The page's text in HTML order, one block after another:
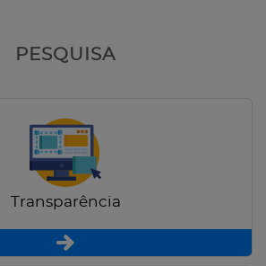
PESQUISA
Transparência